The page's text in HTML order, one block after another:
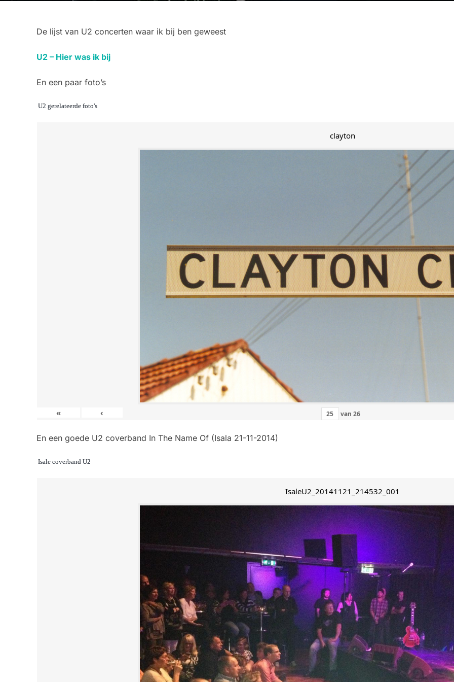
De lijst van U2 concerten waar ik bij ben geweest
U2 – Hier was ik bij
En een paar foto’s
U2 gerelateerde foto's
clayton
« ‹ van 26
En een goede U2 coverband In The Name Of (Isala 21-11-2014)
Isale coverband U2
IsaleU2_20141121_214532_001